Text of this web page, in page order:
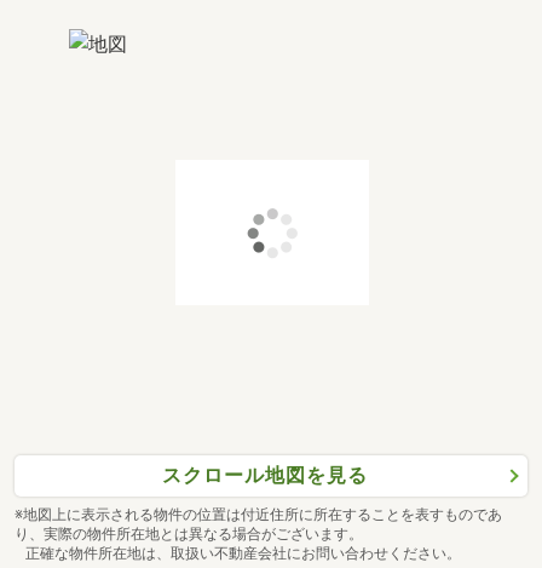
スクロール地図を見る
※地図上に表示される物件の位置は付近住所に所在することを表すものであ
り、実際の物件所在地とは異なる場合がございます。
正確な物件所在地は、取扱い不動産会社にお問い合わせください。